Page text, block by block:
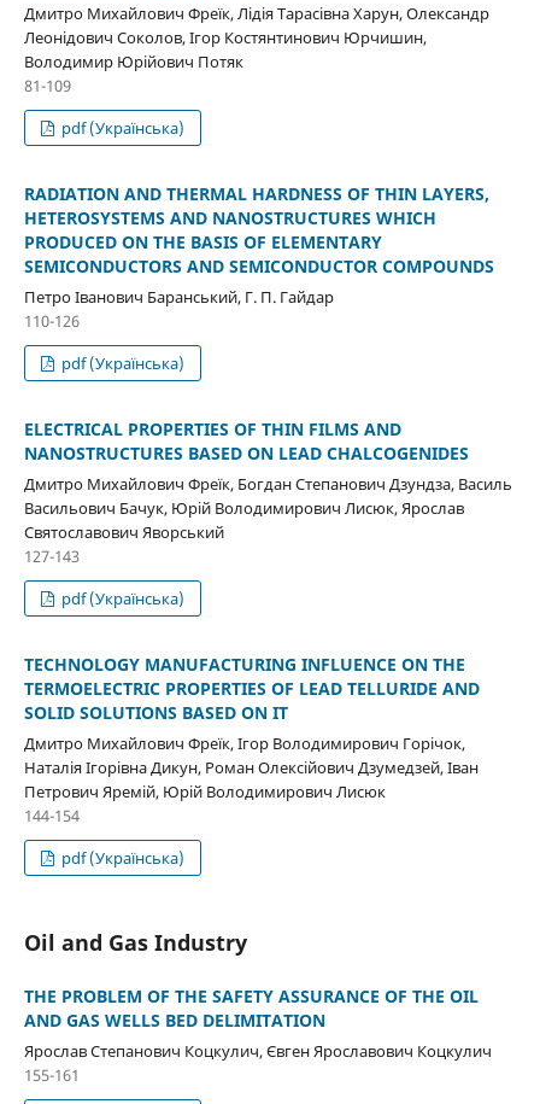
Дмитро Михайлович Фреїк, Лідія Тарасівна Харун, Олександр
Леонідович Соколов, Ігор Костянтинович Юрчишин,
Володимир Юрійович Потяк
81-109
pdf (Українська)
RADIATION AND THERMAL HARDNESS OF THIN LAYERS,
HETEROSYSTEMS AND NANOSTRUCTURES WHICH
PRODUCED ON THE BASIS OF ELEMENTARY
SEMICONDUCTORS AND SEMICONDUCTOR COMPOUNDS
Петро Іванович Баранський, Г. П. Гайдар
110-126
pdf (Українська)
ELECTRICAL PROPERTIES OF THIN FILMS AND
NANOSTRUCTURES BASED ON LEAD CHALCOGENIDES
Дмитро Михайлович Фреїк, Богдан Степанович Дзундза, Василь
Васильович Бачук, Юрій Володимирович Лисюк, Ярослав
Святославович Яворський
127-143
pdf (Українська)
TECHNOLOGY MANUFACTURING INFLUENCE ON THE
TERMOELECTRIC PROPERTIES OF LEAD TELLURIDE AND
SOLID SOLUTIONS BASED ON IT
Дмитро Михайлович Фреїк, Ігор Володимирович Горічок,
Наталія Ігорівна Дикун, Роман Олексійович Дзумедзей, Іван
Петрович Яремій, Юрій Володимирович Лисюк
144-154
pdf (Українська)
Oil and Gas Industry
THE PROBLEM OF THE SAFETY ASSURANCE OF THE OIL
AND GAS WELLS BED DELIMITATION
Ярослав Степанович Коцкулич, Євген Ярославович Коцкулич
155-161